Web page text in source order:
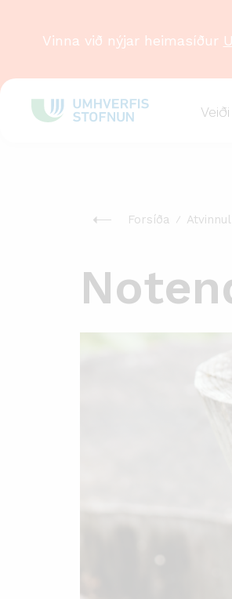
Veiði
Vinna við nýjar heimasíður
Forsíða